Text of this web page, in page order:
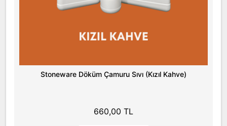
Stoneware Döküm Çamuru Sıvı (Kızıl Kahve)
660,00 TL